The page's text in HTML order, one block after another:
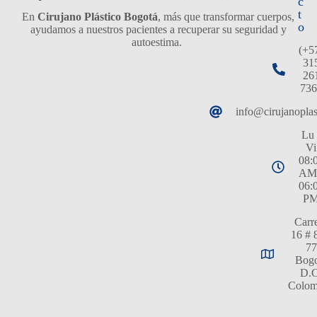
En Cirujano Plástico Bogotá, más que transformar cuerpos,
ayudamos a nuestros pacientes a recuperar su seguridad y
autoestima.
t
o
Lu
Vi
16 #
77